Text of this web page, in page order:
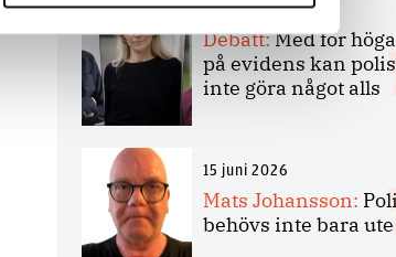
7 juli 2026
Debatt:Med för
på evidens kan
inte göra något alls
15 juni 2026
Mats Johansson:
behövs inte bara ute